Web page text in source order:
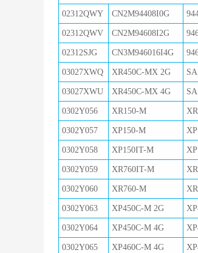
02312QWY CN2M94408I0G
02312QWV CN2M94608I2G
02312SJG CN3M946016I4G
03027XWQ XR450C-MX 2G
03027XWU XR450C-MX 4G
0302Y056 XR150-M
0302Y057 XP150-M
0302Y058 XP150IT-M
0302Y059 XR760IT-M
0302Y060 XR760-M
0302Y063 XP450C-M 2G
0302Y064 XP450C-M 4G
0302Y065 XP460C-M 4G